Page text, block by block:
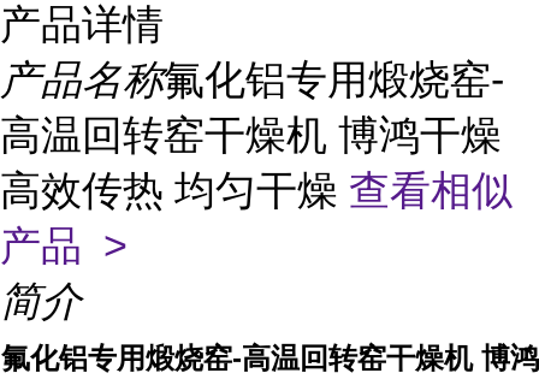
产品详情
产品名称氟化铝专用煅烧窑-
高温回转窑干燥机 博鸿干燥
高效传热 均匀干燥 查看相似
产品 >
简介
氟化铝专用煅烧窑-高温回转窑干燥机 博鸿